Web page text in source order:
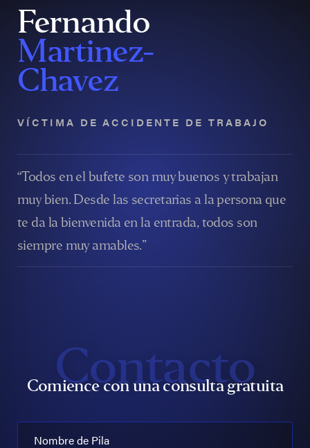
Fernando
Martinez-
Chavez
VÍCTIMA DE ACCIDENTE DE TRABAJO
“Todos en el bufete son muy buenos y trabajan
muy bien. Desde las secretarias a la persona que
te da la bienvenida en la entrada, todos son
siempre muy amables.”
Contacto
Comience con una consulta gratuita
Nombre de Pila